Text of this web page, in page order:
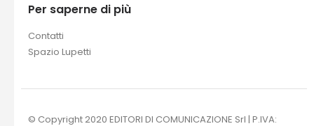
Per saperne di più
Contatti